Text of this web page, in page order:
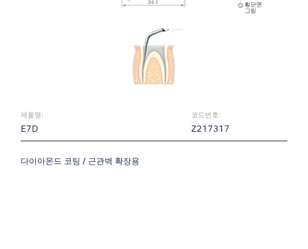
제품명:
E7D
코드번호:
Z217317
다이아몬드 코팅 / 근관벽 확장용